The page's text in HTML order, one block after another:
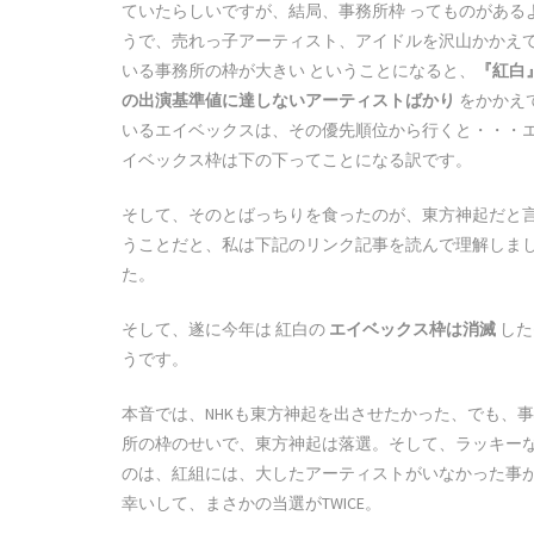
ていたらしいですが、結局、事務所枠 ってものがある
うで、売れっ子アーティスト、アイドルを沢山かかえ
いる事務所の枠が大きい ということになると、
『紅白』
の出演基準値に達しないアーティストばかり をかかえ
いるエイベックスは、その優先順位から行くと・・・
イベックス枠は下の下ってことになる訳です。
そして、そのとばっちりを食ったのが、東方神起だと
うことだと、私は下記のリンク記事を読んで理解しま
た。
そして、遂に今年は 紅白の エイベックス枠は消滅 し
うです。
本音では、NHKも東方神起を出させたかった、でも、
所の枠のせいで、東方神起は落選。そして、ラッキー
のは、紅組には、大したアーティストがいなかった事
幸いして、まさかの当選がTWICE。